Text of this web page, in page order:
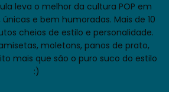
leva o melhor da cultura POP em
e bem humoradas. Mais de 10
cheios de estilo e personalidade.
moletons, panos de prato,
mais que são o puro suco do estilo
:)